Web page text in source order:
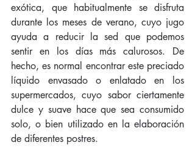
exótica, que habitualmente se disfruta
durante los meses de verano, cuyo jugo
ayuda a reducir la sed que podemos
sentir en los días más calurosos. De
hecho, es normal encontrar este preciado
líquido envasado o enlatado en los
supermercados, cuyo sabor ciertamente
dulce y suave hace que sea consumido
solo, o bien utilizado en la elaboración
de diferentes postres.